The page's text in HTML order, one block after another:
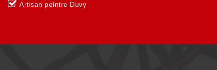
Artisan peintre Duvy